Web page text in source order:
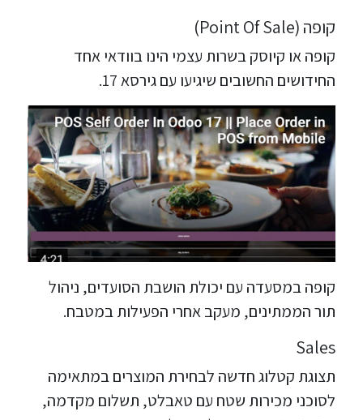
קופה (Point Of Sale)
קופה או קיוסק בשרות עצמי הינו בוודאי אחד
החידושים החשובים שיגיעו עם גירסא 17.
קופה במסעדה עם יכולת הושבת הסועדים, ניהול
תור הממתינים, מעקב אחרי הפעילות במטבח.
Sales
תצוגת קטלוג חדשה לבחירת המוצרים במתאימה
לסוכני מכירות שטח עם טאבלט, תשלום מקדמה,